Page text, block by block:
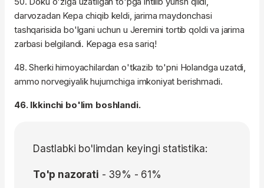
darvozadan Kepa chiqib keldi, jarima maydonchasi
tashqarisida bo'lgani uchun u Jeremini tortib qoldi va jarima
zarbasi belgilandi. Kepaga esa sariq!
48. Sherki himoyachilardan o'tkazib to'pni Holandga uzatdi,
ammo norvegiyalik hujumchiga imkoniyat berishmadi.
46. Ikkinchi bo'lim boshlandi.
Dastlabki bo'limdan keyingi statistika:
To'p nazorati - 39% - 61%